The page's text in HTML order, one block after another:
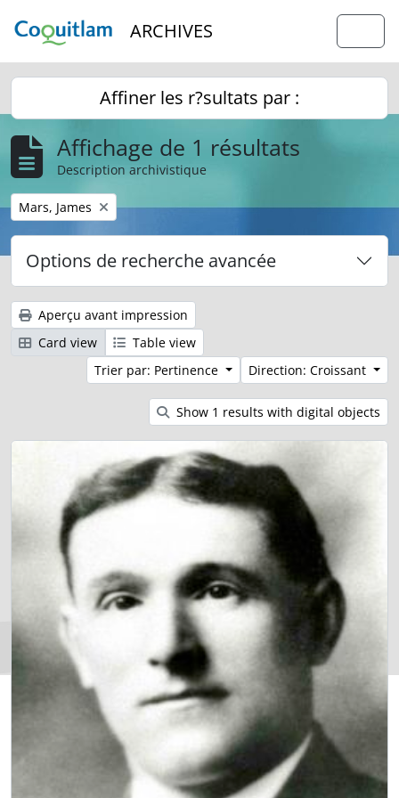
ARCHIVES
Affiner les r?sultats par :
Affichage de 1 résultats
Description archivistique
Remove filter:
Mars, James
Options de recherche avancée
Aperçu avant impression
Card view
Table view
Trier par: Pertinence
Direction: Croissant
Show 1 results with digital objects